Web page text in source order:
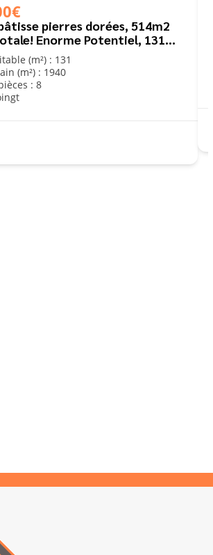
pierres dorées, 514m2
Enorme Potentiel, 131m2
(m²) : 131
(m²) : 1940
: 8